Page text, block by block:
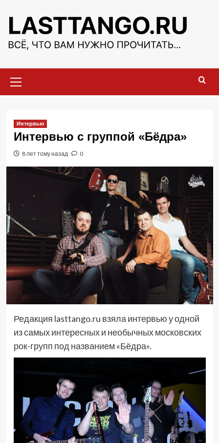
содержимому
меню
Интервью
Интервью с группой «Бёдра»
8 лет тому назад 0
Редакция lasttango.ru взяла интервью у одной
из самых интересных и необычных московских
рок-групп под названием «Бёдра».